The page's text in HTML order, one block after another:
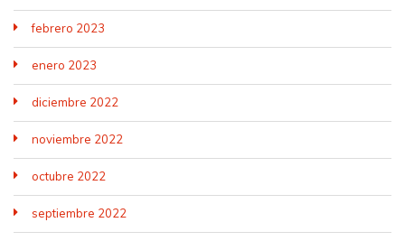
febrero 2023
enero 2023
diciembre 2022
noviembre 2022
octubre 2022
septiembre 2022